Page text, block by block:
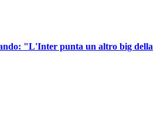
"L'Inter punta un altro big della